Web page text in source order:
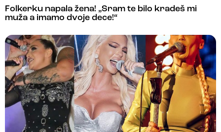
Folkerku napala žena! „Sram te bilo kradeš mi
muža a imamo dvoje dece!“